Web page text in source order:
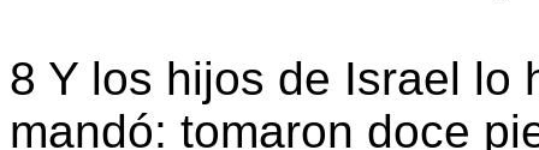
8 Y los hijos de Israel lo
mandó: tomaron doce